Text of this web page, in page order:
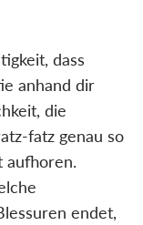
dass
anhand dir
die
fatz genau so
aufhoren.
endet,